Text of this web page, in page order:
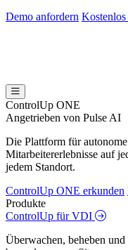
Demo anfordern Kostenlos
ControlUp ONE
Angetrieben von Pulse AI
Die Plattform für
Mitarbeitererlebnisse auf
jedem Standort.
ControlUp ONE erkunden
Produkte
ControlUp für VDI
Überwachen, beheben